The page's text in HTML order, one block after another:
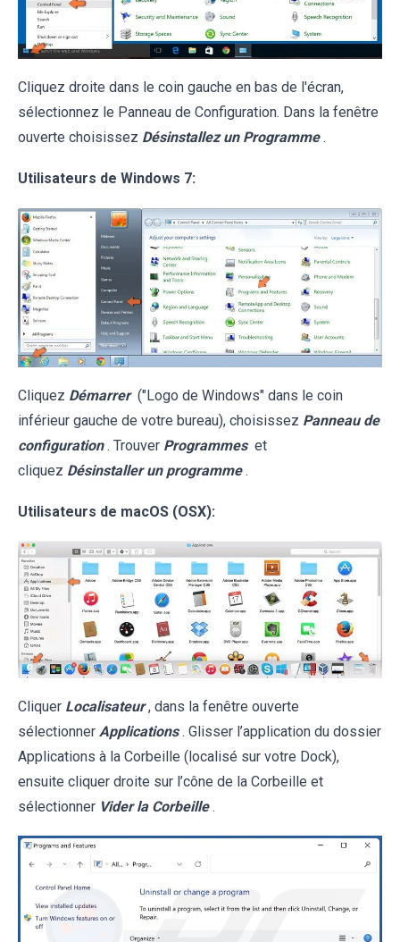
Cliquez droite dans le coin gauche en bas de l'écran,
sélectionnez le Panneau de Configuration. Dans la fenêtre
ouverte choisissez Désinstallez un Programme .
Utilisateurs de Windows 7:
Cliquez Démarrer ("Logo de Windows" dans le coin
inférieur gauche de votre bureau), choisissez Panneau de
configuration . Trouver Programmes et
cliquez Désinstaller un programme .
Utilisateurs de macOS (OSX):
Cliquer Localisateur , dans la fenêtre ouverte
sélectionner Applications . Glisser l’application du dossier
Applications à la Corbeille (localisé sur votre Dock),
ensuite cliquer droite sur l’cône de la Corbeille et
sélectionner Vider la Corbeille .